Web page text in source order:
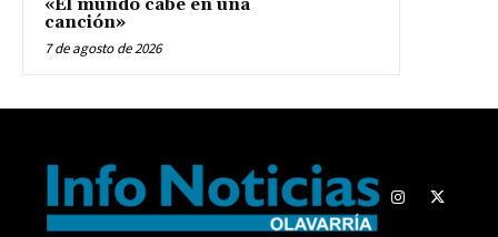
«El mundo cabe en una
canción»
7 de agosto de 2026